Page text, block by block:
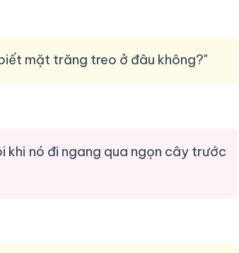
mặt trăng treo ở đâu không?"
khi nó đi ngang qua ngọn cây trước